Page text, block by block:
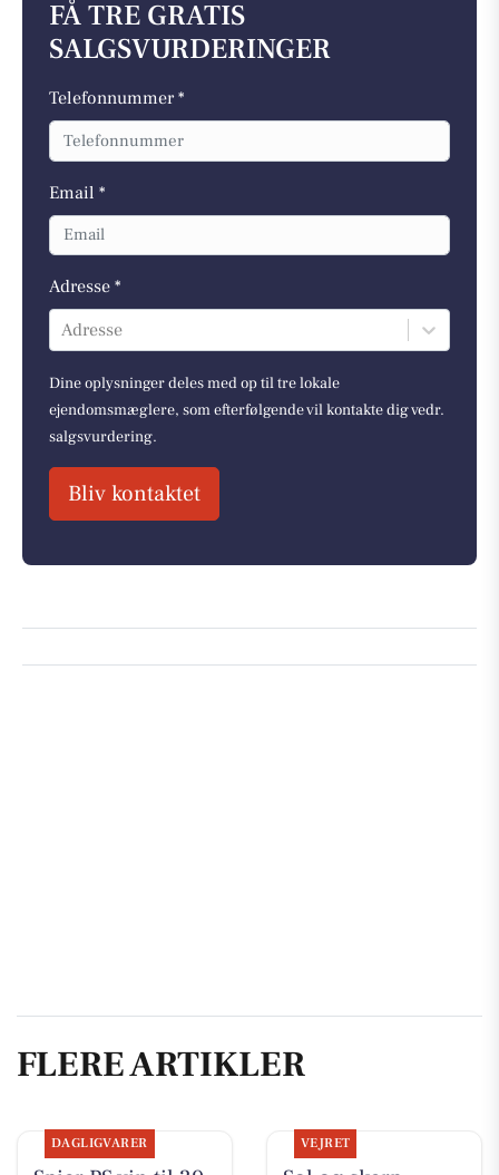
FÅ TRE GRATIS
SALGSVURDERINGER
Telefonnummer *
Email *
Adresse *
Adresse
Dine oplysninger deles med op til tre lokale
ejendomsmæglere, som efterfølgende vil kontakte dig vedr.
salgsvurdering.
Bliv kontaktet
FLERE ARTIKLER
DAGLIGVARER VEJRET